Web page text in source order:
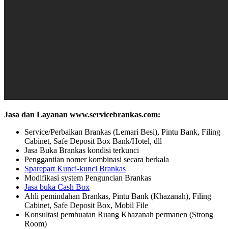
Jasa dan Layanan www.servicebrankas.com:
Service/Perbaikan Brankas (Lemari Besi), Pintu Bank, Filing
Cabinet, Safe Deposit Box Bank/Hotel, dll
Jasa Buka Brankas kondisi terkunci
Penggantian nomer kombinasi secara berkala
Sparepart Kunci-kunci Brankas
Modifikasi system Penguncian Brankas
Jasa buka Cash Box
Ahli pemindahan Brankas, Pintu Bank (Khazanah), Filing
Cabinet, Safe Deposit Box, Mobil File
Konsultasi pembuatan Ruang Khazanah permanen (Strong
Room)